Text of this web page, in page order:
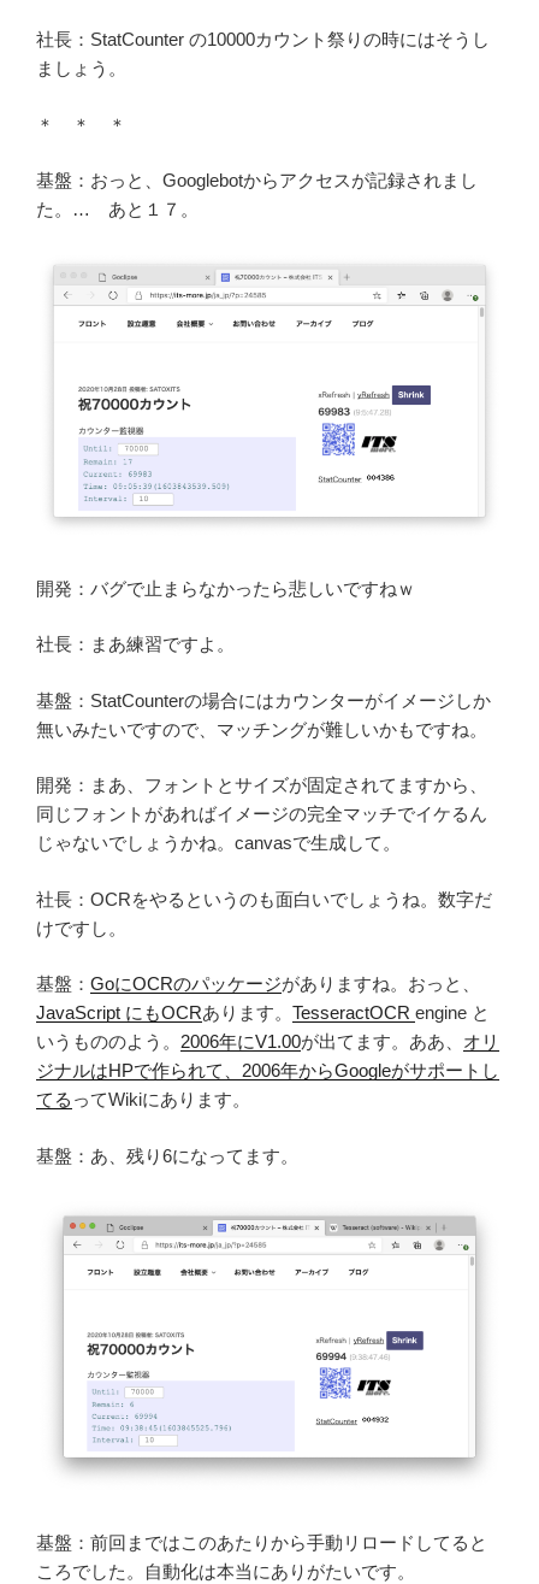
社長：StatCounter の10000カウント祭りの時にはそうし
ましょう。
＊ ＊ ＊
基盤：おっと、Googlebotからアクセスが記録されまし
た。… あと１７。
開発：バグで止まらなかったら悲しいですねｗ
社長：まあ練習ですよ。
基盤：StatCounterの場合にはカウンターがイメージしか
無いみたいですので、マッチングが難しいかもですね。
開発：まあ、フォントとサイズが固定されてますから、
同じフォントがあればイメージの完全マッチでイケるん
じゃないでしょうかね。canvasで生成して。
社長：OCRをやるというのも面白いでしょうね。数字だ
けですし。
基盤： GoにOCRのパッケージがありますね。おっと、
JavaScript にもOCRあります。 TesseractOCR engine と
いうもののよう。 2006年にV1.00が出てます。ああ、 オリ
ジナルはHPで作られて、2006年からGoogleがサポートし
てる ってWikiにあります。
基盤：あ、残り6になってます。
基盤：前回まではこのあたりから手動リロードしてると
ころでした。自動化は本当にありがたいです。